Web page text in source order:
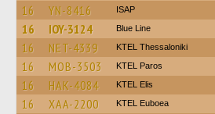
16 YN-8416 ISAP
16 IOY-3124 Blue Line
16 NET-4339 KTEL Thessaloniki
16 MOB-3503 KTEL Paros
16 HAK-4084 KTEL Elis
16 XAA-2200 ΚΤΕL Euboea